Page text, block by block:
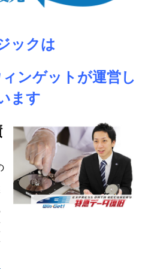
ックは
ンゲットが運営し
ます